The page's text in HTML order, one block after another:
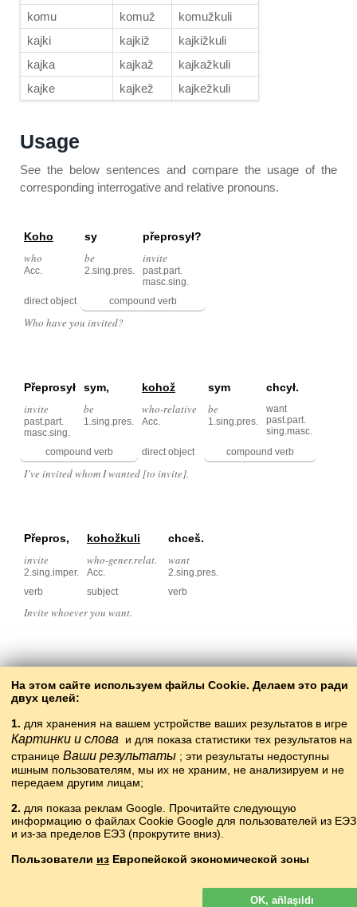
komu
komuž
komužkuli
kajki
kajkiž
kajkižkuli
kajka
kajkaž
kajkažkuli
kajke
kajkež kajkežkuli
Usage
See the below sentences and compare the usage of the
corresponding interrogative and relative pronouns.
Koho sy přeprosył?
who
Acc.
be
2.sing.pres.
invite
past.part.
masc.sing.
direct object
compound verb
Who have you invited?
Přeprosył sym, kohož sym chcył.
invite
past.part.
masc.sing.
be
1.sing.pres.
who-relative
Acc.
be
1.sing.pres.
want
past.part.
sing.masc.
compound verb
direct object compound verb
I’ve invited whom I wanted [to invite].
Přepros, kohožkuli chceš.
invite
2.sing.imper.
who-gener.relat.
Acc.
want
2.sing.pres.
verb
subject verb
Invite whoever you want.
Back to the contents
На этом сайте используем файлы Cookie. Делаем это ради
двух целей:
1. для хранения на вашем устройстве ваших результатов в игре
Картинки и слова и для показа статистики тех результатов на
странице Ваши результаты ; эти результаты недоступны
ишным пользователям, мы их не храним, не анализируем и не
передаем другим лицам;
2. для показа реклам Google. Прочитайте следующую
информацию о файлах Cookie Google для пользователей из ЕЭЗ
и из-за пределов ЕЭЗ (прокрутите вниз).
Пользователи из Европейской экономической зоны
персонализируются. В такой рекламе
OK, añlaşıldı
Copyright © 2015–2025 BALTOSLAV.
Böten xoquqları yaklanğan.